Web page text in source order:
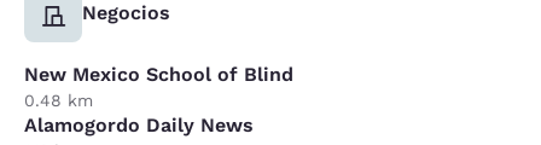
Negocios
New Mexico School of Blind
0.48 km
Alamogordo Daily News